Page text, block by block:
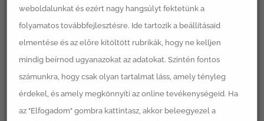
weboldalunkat és ezért nagy hangsúlyt fektetünk a
folyamatos továbbfejlesztésre. Ide tartozik a beállításaid
elmentése és az előre kitöltött rubrikák, hogy ne kelljen
mindig beírnod ugyanazokat az adatokat. Szintén fontos
számunkra, hogy csak olyan tartalmat láss, amely tényleg
érdekel, és amely megkönnyíti az online tevékenységeid. Ha
az "Elfogadom" gombra kattintasz, akkor beleegyezel a
Egy termék se felelt meg a keresésnek.
Termékkategóriák